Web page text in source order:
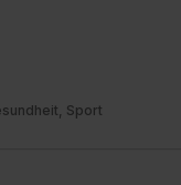
Sport